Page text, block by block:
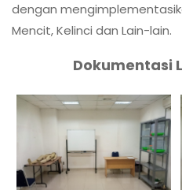
dengan
Mencit, Kelinci dan Lain-lain.
Dokumentasi